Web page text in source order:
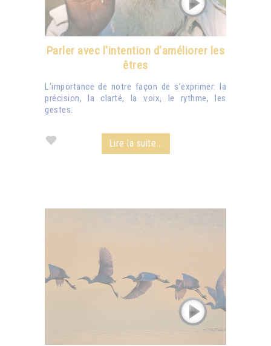
Parler avec l'intention d'améliorer les
êtres
L'importance de notre façon de s’exprimer: la
précision, la clarté, la voix, le rythme, les
gestes.
Lire la suite...